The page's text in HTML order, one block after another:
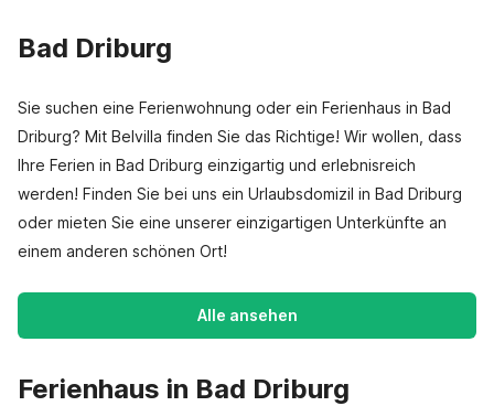
Bad Driburg
Sie suchen eine Ferienwohnung oder ein Ferienhaus in Bad
Driburg? Mit Belvilla finden Sie das Richtige! Wir wollen, dass
Ihre Ferien in Bad Driburg einzigartig und erlebnisreich
werden! Finden Sie bei uns ein Urlaubsdomizil in Bad Driburg
oder mieten Sie eine unserer einzigartigen Unterkünfte an
einem anderen schönen Ort!
Alle ansehen
Ferienhaus in Bad Driburg